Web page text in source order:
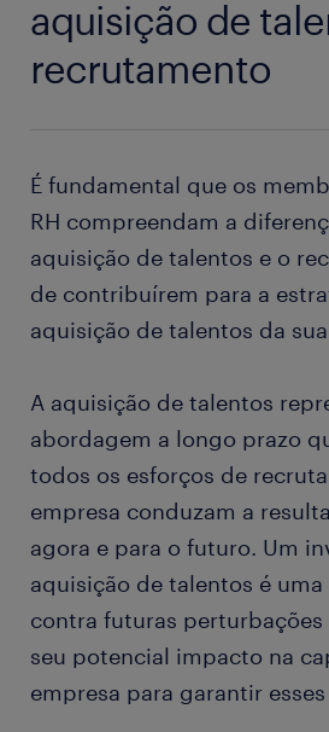
aquisição de
recrutamento
É fundamental que os
RH compreendam a
aquisição de talentos e o
de contribuírem para a
aquisição de talentos da
A aquisição de talentos
abordagem a longo prazo
todos os esforços de
empresa conduzam a
agora e para o futuro. Um
aquisição de talentos é uma
contra futuras
seu potencial impacto na
empresa para garantir